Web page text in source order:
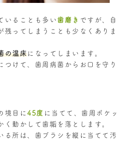
いることも多い 歯磨き ですが、自
残ってしまうことも少なくありま
の温床になってしまいます。
つけて、歯周病菌からお口を守り
境目に 45度 に当てて、歯周ポケッ
く動かして歯垢を落とします。
る所は、歯ブラシを縦に当てて汚